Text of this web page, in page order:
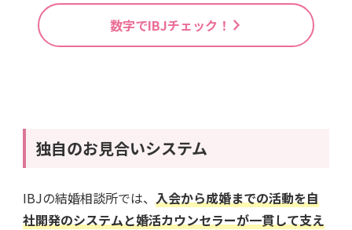
数字でIBJチェック！
独自のお見合いシステム
IBJの結婚相談所では、 入会から成婚までの活動を自
社開発のシステムと婚活カウンセラーが一貫して支え